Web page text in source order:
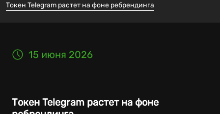
Токен Telegram растет на фоне ребрендинга
15 июня 2026
Токен Telegram растет на фоне